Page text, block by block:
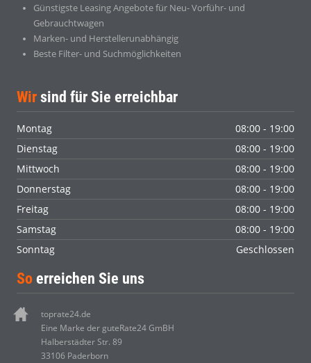
Günstigste Leasing Angebote für Neu- Vorführ- und
Gebrauchtwagen
Marken- und Herstellerunabhängig
Beste Filter- und Suchmöglichkeiten
Wir sind für Sie erreichbar
Montag
08:00 - 19:00
Dienstag
08:00 - 19:00
Mittwoch
08:00 - 19:00
Donnerstag
08:00 - 19:00
Freitag
08:00 - 19:00
Samstag
08:00 - 19:00
Sonntag
Geschlossen
So erreichen Sie uns
toprate24.de
Eine Marke der guteRate24 GmBH
Halberstädter Str. 89
33106 Paderborn